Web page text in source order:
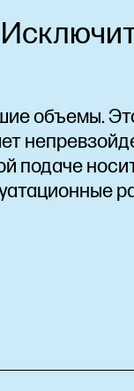
объемы.
подаче